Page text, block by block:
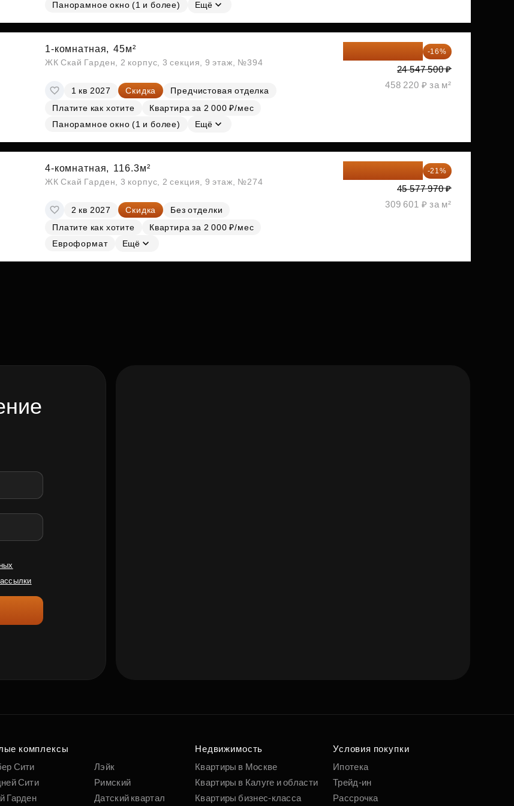
СубсидииПанорамное окно (1 и более)
Ещё
1-комнатная, 45м²
ЖК Скай Гарден, 2 корпус, 3 секция, 9 этаж, №394
1 кв 2027 Скидка
Предчистовая отделка
Платите как хотите
Квартира за 2 000 ₽/мес
Панорамное окно (1 и более)
Ещё
-16%
24 547 500 ₽
458 220 ₽ за м²
4-комнатная, 116.3м²
ЖК Скай Гарден, 3 корпус, 2 секция, 9 этаж, №274
2 кв 2027 Скидка
Без отделки
Платите как хотите
Квартира за 2 000 ₽/мес
Евроформат
Ещё
-21%
45 577 970 ₽
309 601 ₽ за м²
комплексы
Сити
Сити
Гарден
Лэйк
Римский
Датский квартал
Недвижимость
Квартиры в Москве
Квартиры в Калуге и области
Квартиры бизнес-класса
Условия покупки
Ипотека
Трейд-ин
Рассрочка